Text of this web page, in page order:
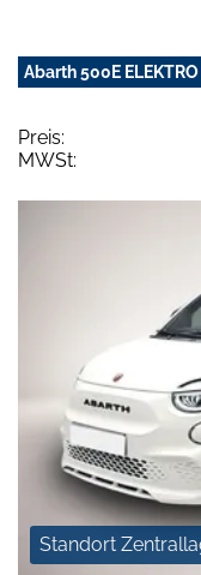
Abarth 500E
Preis:
MWSt:
Standort